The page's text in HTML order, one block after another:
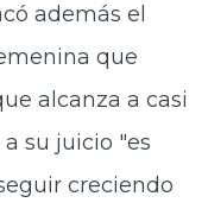
además el
que
alcanza a casi
su juicio "es
creciendo